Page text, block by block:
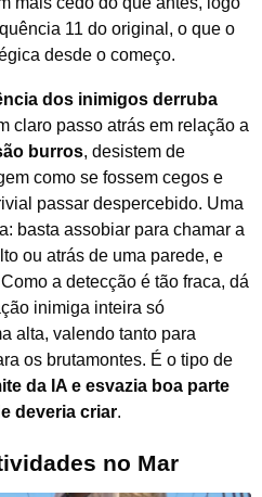
11 do original, o que o
desde o começo.
dos inimigos derruba
claro passo atrás em relação a
burros, desistem de
como se fossem cegos e
passar despercebido. Uma
basta assobiar para chamar a
ou atrás de uma parede, e
a detecção é tão fraca, dá
inimiga inteira só
alta, valendo tanto para
os brutamontes. É o tipo de
da IA e esvazia boa parte
deveria criar.
no Mar